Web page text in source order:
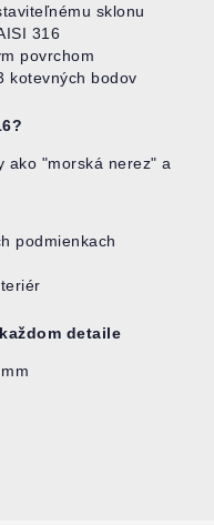
sklonu
316
povrchom
kotevných bodov
ako "morská nerez" a
podmienkach
detaile